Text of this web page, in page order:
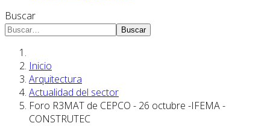
Buscar
Buscar
Inicio
Arquitectura
Actualidad del sector
Foro R3MAT de CEPCO - 26 octubre -IFEMA -
CONSTRUTEC